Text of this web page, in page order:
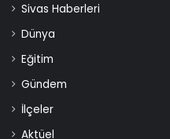
Sivas Haberleri
Dünya
Eğitim
Gündem
İlçeler
Aktüel